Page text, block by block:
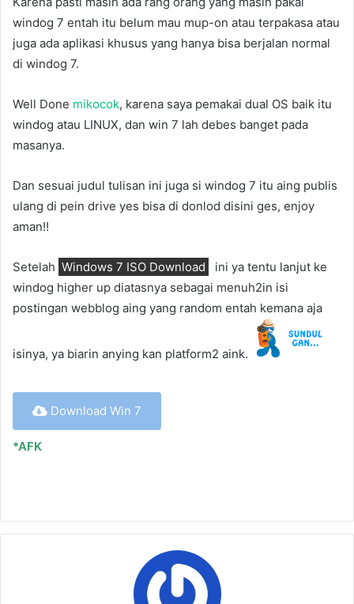
windog 7 entah itu belum mau mup-on atau terpakasa atau
juga ada aplikasi khusus yang hanya bisa berjalan normal
di windog 7.
Well Done mikocok, karena saya pemakai dual OS baik itu
windog atau LINUX, dan win 7 lah debes banget pada
masanya.
Dan sesuai judul tulisan ini juga si windog 7 itu aing publis
ulang di pein drive yes bisa di donlod disini ges, enjoy
aman!!
Setelah Windows 7 ISO Download
ini ya tentu lanjut ke
windog higher up diatasnya sebagai menuh2in isi
postingan webblog aing yang random entah kemana aja
isinya, ya biarin anying kan platform2 aink.
Download Win 7
*AFK